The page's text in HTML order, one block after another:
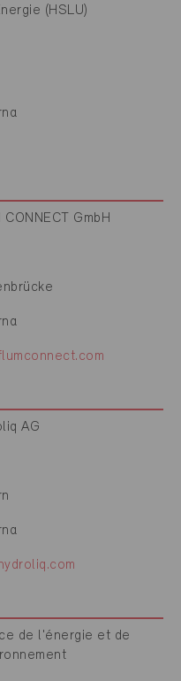
(HSLU)
CONNECT GmbH
AG
de l'énergie et de